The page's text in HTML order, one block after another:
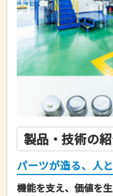
製品・技術の
パーツが造る、人
機能を支え、価値を